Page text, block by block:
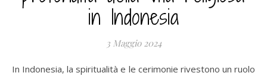
in Indonesia
3 Maggio 2024
In Indonesia, la spiritualità e le cerimonie rivestono un ruolo